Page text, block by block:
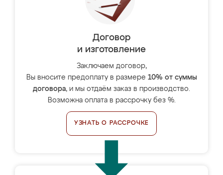
Договор
и изготовление
Заключаем договор,
Вы вносите предоплату в размере 10% от суммы
договора, и мы отдаём заказ в производство.
Возможна оплата в рассрочку без %.
УЗНАТЬ О РАССРОЧКЕ